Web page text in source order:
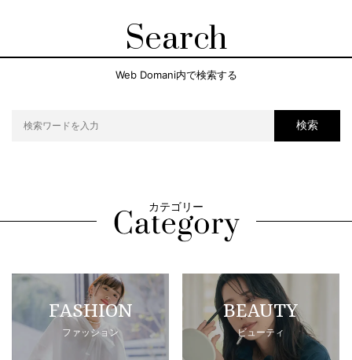
Search
Web Domani内で検索する
検索
カテゴリー
FASHION
ファッション
BEAUTY
ビューティ